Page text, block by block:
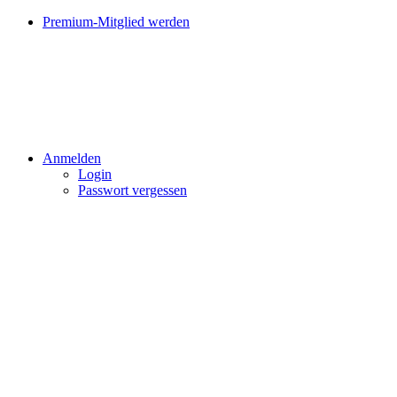
Premium-Mitglied werden
Anmelden
Login
Passwort vergessen